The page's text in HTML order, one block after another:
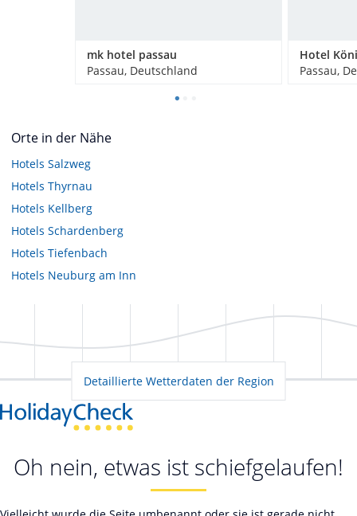
mk hotel passau
Passau, Deutschland
Hotel
Passau,
Orte in der Nähe
Hotels Salzweg
Hotels Thyrnau
Hotels Kellberg
Hotels Schardenberg
Hotels Tiefenbach
Hotels Neuburg am Inn
Detaillierte Wetterdaten der Region
Oh nein, etwas ist schiefgelaufen!